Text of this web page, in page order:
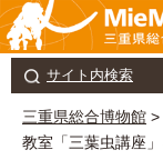
サイト内検索
三重県総合博物館 >
教室「三葉虫講座